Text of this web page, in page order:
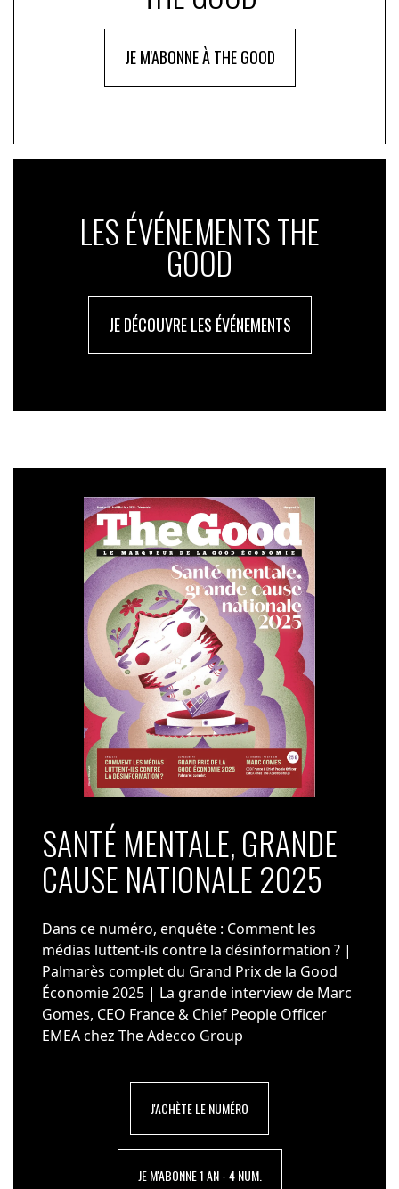
JE M'ABONNE À THE GOOD
LES ÉVÉNEMENTS THE
GOOD
JE DÉCOUVRE LES ÉVÉNEMENTS
SANTÉ MENTALE, GRANDE
CAUSE NATIONALE 2025
Dans ce numéro, enquête : Comment les
médias luttent-ils contre la désinformation ? |
Palmarès complet du Grand Prix de la Good
Économie 2025 | La grande interview de Marc
Gomes, CEO France & Chief People Officer
EMEA chez The Adecco Group
J'ACHÈTE LE NUMÉRO
JE M'ABONNE 1 AN - 4 NUM.